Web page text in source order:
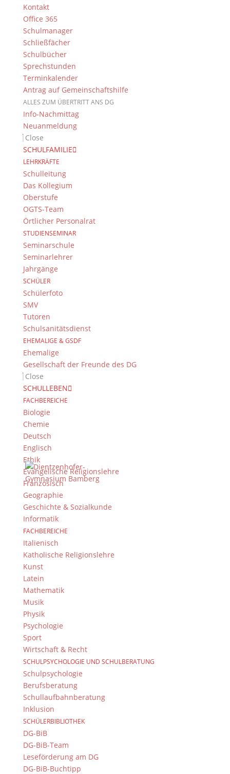
Kontakt
Office 365
Schulmanager
Schließfächer
Schulbücher
Sprechstunden
Terminkalender
Antrag auf Gemeinschaftshilfe
ALLES ZUM ÜBERTRITT ANS DG
Info-Nachmittag
Neuanmeldung
Close
SCHULFAMILIE
LEHRKRÄFTE
Schulleitung
Das Kollegium
Oberstufe
OGTS-Team
Örtlicher Personalrat
STUDIENSEMINAR
Seminarschule
Seminarlehrer
Jahrgänge
SCHÜLER
Schülerfoto
SMV
Tutoren
Schulsanitätsdienst
EHEMALIGE & GSDF
Ehemalige
Gesellschaft der Freunde des DG
Close
SCHULLEBEN
FACHBEREICHE
Biologie
Chemie
Deutsch
Englisch
Ethik
Evangelische Religionslehre
Französisch
Geographie
Geschichte & Sozialkunde
Informatik
FACHBEREICHE
Italienisch
Katholische Religionslehre
Kunst
Latein
Mathematik
Musik
Physik
Psychologie
Sport
Wirtschaft & Recht
SCHULPSYCHOLOGIE UND SCHULBERATUNG
Schulpsychologie
Berufsberatung
Schullaufbahnberatung
Inklusion
SCHÜLERBIBLIOTHEK
DG-BiB
DG-BiB-Team
Leseförderung am DG
DG-BiB-Buchtipp
Newsarchiv
Newsarchiv
Das DG
Dientzenhofer-Gymnasium Bamberg
Feldkirchenstr. 20-22
96052 Bamberg
Tel.: +49 (0) 951 93 23 90
Fax.: +49 (0) 951 93 23 92 0
E-Mail:dg@stadt.bamberg.de
Kontakt & Ansprechpartner
Senden Sie uns Ihre Nachricht.
Impressum & Datenschutz
Impressum
Datenschutzerklärung
Kontakt
© 2015-2022, Dientzenhofer-Gymnasium Bamberg
Immer Aktuell
Bleiben Sie immer auf dem neusten Stand und
folgen Sie uns auf Twitter
Folgen Sie dem
Kontakt Webteam
Kontaktieren Sie das Webteam
© 2015-2017 Dientzenhofer-Gymnasium Bamberg -
Von Hand erstellt. Mit viel